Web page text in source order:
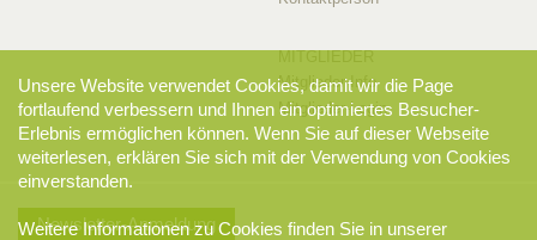
MITGLIEDER
Mitglieder-Info
Mitglieder-Login
Newsletter-Anmeldung
Unsere Website verwendet Cookies, damit wir die Page
fortlaufend verbessern und Ihnen ein optimiertes Besucher-
Erlebnis ermöglichen können. Wenn Sie auf dieser Webseite
weiterlesen, erklären Sie sich mit der Verwendung von Cookies
einverstanden.
Weitere Informationen zu Cookies finden Sie in unserer